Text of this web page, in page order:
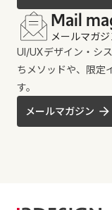
Mail
メールマガジ
UI/UXデザイン・シ
ちメソッドや、限定
す。
メールマガジン